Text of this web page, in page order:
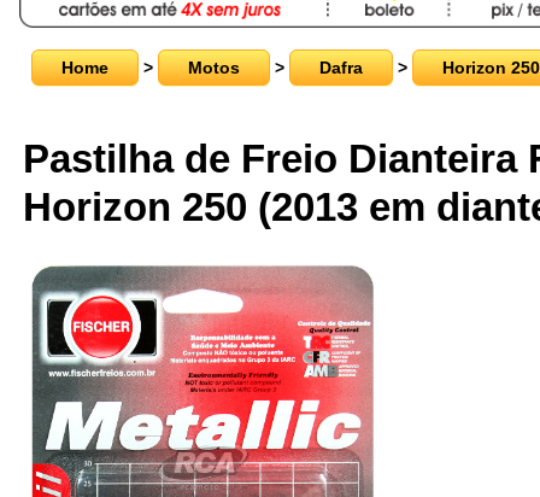
Home > Motos > Dafra > Horizon 250
Pastilha de Freio Dianteira
Horizon 250 (2013 em